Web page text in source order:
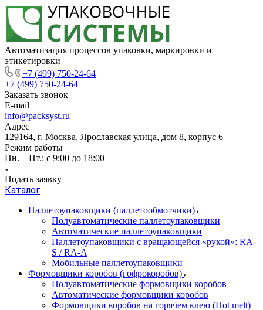
Автоматизация процессов упаковки, маркировки и
этикетировки
+7 (499) 750-24-64
+7 (499) 750-24-64
Заказать звонок
E-mail
info@packsyst.ru
Адрес
129164, г. Москва, Ярославская улица, дом 8, корпус 6
Режим работы
Пн. – Пт.: с 9:00 до 18:00
Подать заявку
Каталог
Паллетоупаковщики (паллетообмотчики)
Полуавтоматические паллетоупаковщики
Автоматические паллетоупаковщики
Паллетоупаковщики с вращающейся «рукой»: RA-
S / RA-A
Мобильные паллетоупаковщики
Формовщики коробов (гофрокоробов)
Полуавтоматические формовщики коробов
Автоматические формовщики коробов
Формовщики коробов на горячем клею (Hot melt)